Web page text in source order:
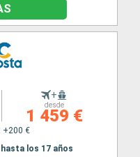
+
desde
1 459 €
+200 €
los 17 años